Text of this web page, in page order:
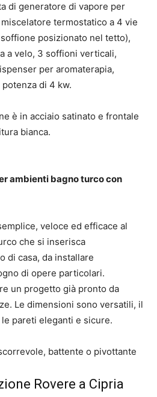
di generatore di vapore per
termostatico a 4 vie
posizionato nel tetto),
a velo, 3 soffioni verticali,
per aromaterapia,
di 4 kw.
è in acciaio satinato e frontale
bianca.
ambienti bagno turco con
veloce ed efficace al
che si inserisca
di casa, da installare
di opere particolari.
un progetto già pronto da
Le dimensioni sono versatili, il
pareti eleganti e sicure.
battente o pivottante
Rovere a Cipria